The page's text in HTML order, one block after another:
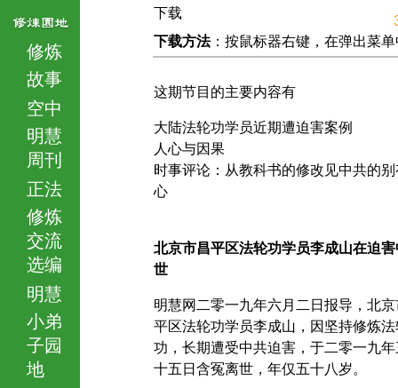
修炼
故事
空中
明慧
周刊
正法
修炼
交流
选编
明慧
小弟
子园
地
下载
下载方法：按鼠标器右键，在弹出菜
这期节目的主要内容有
大陆法轮功学员近期遭迫害案例
人心与因果
时事评论：从教科书的修改见中共的别
心
北京市昌平区法轮功学员李成山在迫害
世
明慧网二零一九年六月二日报导，北京
平区法轮功学员李成山，因坚持修炼法
功，长期遭受中共迫害，于二零一九年
十五日含冤离世，年仅五十八岁。